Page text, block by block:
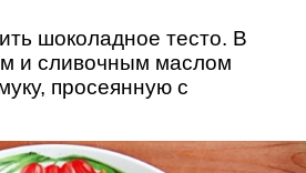
шоколадное тесто. В
и сливочным маслом
просеянную с